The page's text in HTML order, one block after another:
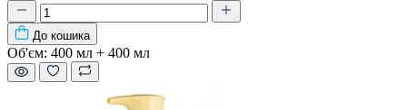
До кошика
Об'єм: 400 мл + 400 мл